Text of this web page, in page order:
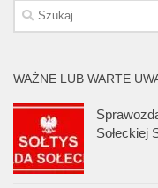
Szukaj:
WAŻNE LUB WARTE
Sołeckiej